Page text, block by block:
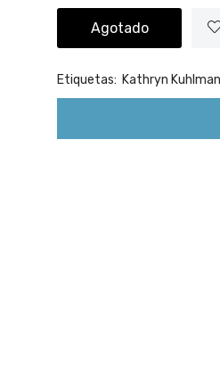
Agotado
Etiquetas: Kathryn